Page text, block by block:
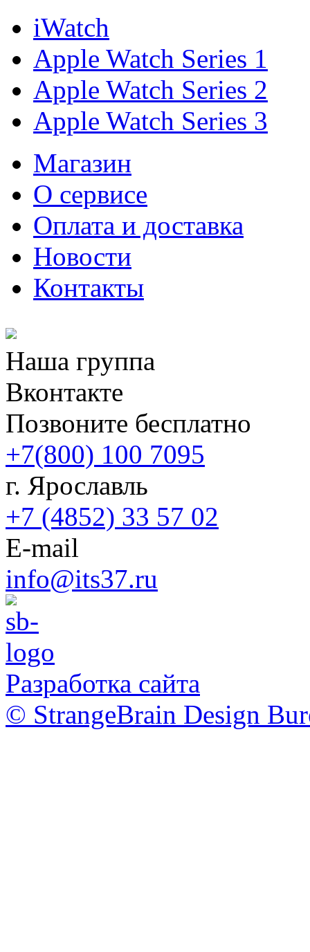
iWatch
Apple Watch Series 1
Apple Watch Series 2
Apple Watch Series 3
Магазин
О cервисе
Оплата и доставка
Новости
Контакты
Наша группа
Вконтакте
Позвоните бесплатно
+7(800) 100 7095
г. Ярославль
+7 (4852) 33 57 02
E-mail
info@its37.ru
Разработка сайта
© StrangeBrain Design